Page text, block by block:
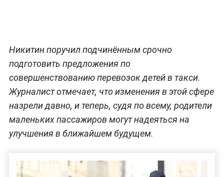
Никитин поручил подчинённым срочно
подготовить предложения по
совершенствованию перевозок детей в такси.
Журналист отмечает, что изменения в этой сфере
назрели давно, и теперь, судя по всему, родители
маленьких пассажиров могут надеяться на
улучшения в ближайшем будущем.